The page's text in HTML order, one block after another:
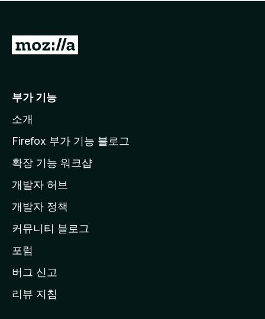
점
습
니
M
l
a
페
이
지
이
동
부가 기능
소개
Firefox 부가 기능 블로그
확장 기능 워크샵
개발자 허브
개발자 정책
커뮤니티 블로그
포럼
버그 신고
리뷰 지침